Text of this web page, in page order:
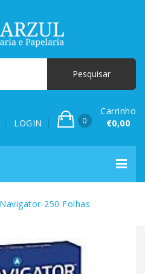
LOGIN 0
Carrinho
€0,00
250 Folhas